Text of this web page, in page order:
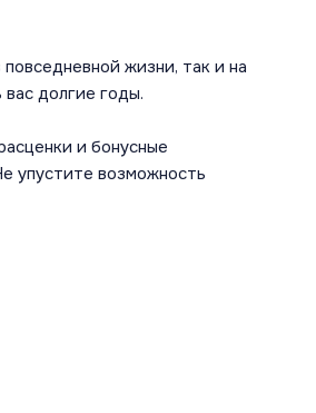
жизни, так и на
долгие годы.
и бонусные
упустите возможность